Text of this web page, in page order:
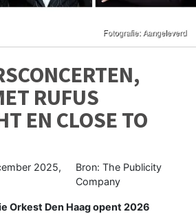
RUFUS
EN CLOSE TO
2025,
Bron: The Publicity
Company
Orkest Den Haag opent 2026